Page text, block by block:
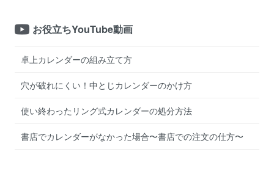
お役立ちYouTube動画
卓上カレンダーの組み立て方
穴が破れにくい！中とじカレンダーのかけ方
使い終わったリング式カレンダーの処分方法
書店でカレンダーがなかった場合〜書店での注文の仕方〜